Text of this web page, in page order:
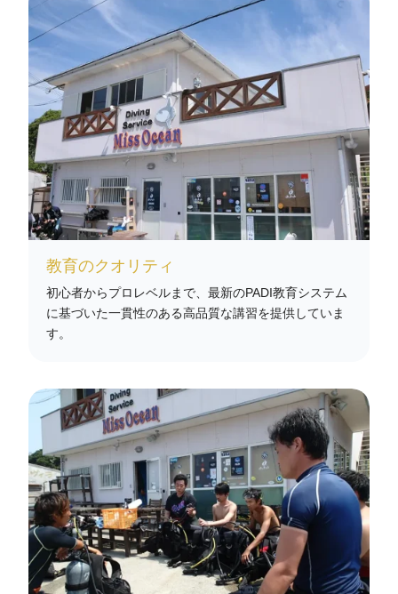
教育のクオリティ
初心者からプロレベルまで、最新のPADI教育システム
に基づいた一貫性のある高品質な講習を提供していま
す。